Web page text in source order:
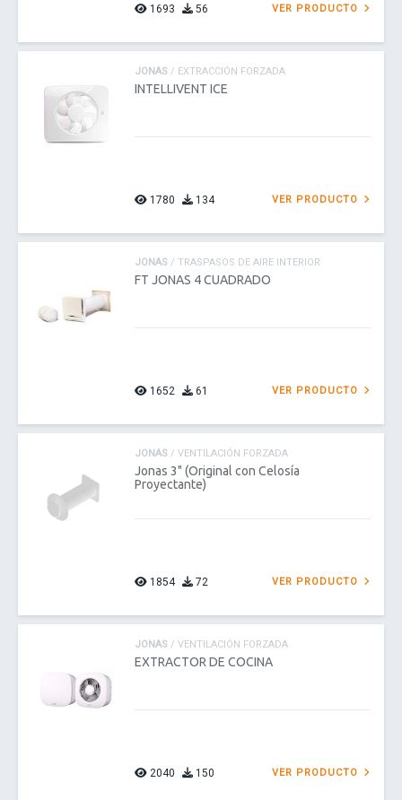
1693 56 VER PRODUCTO
JONAS / EXTRACCIÓN FORZADA
INTELLIVENT ICE
1780 134 VER PRODUCTO
JONAS / TRASPASOS DE AIRE INTERIOR
FT JONAS 4 CUADRADO
1652 61 VER PRODUCTO
JONAS / VENTILACIÓN FORZADA
Jonas 3" (Original con Celosía
Proyectante)
1854 72 VER PRODUCTO
JONAS / VENTILACIÓN FORZADA
EXTRACTOR DE COCINA
2040 150 VER PRODUCTO